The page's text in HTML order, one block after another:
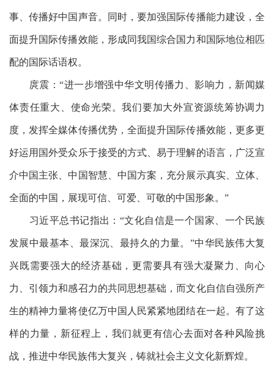
事、传播好中国声音。同时，要加强国际传播能力建设，全
面提升国际传播效能，形成同我国综合国力和国际地位相匹
配的国际话语权。
庹震：“进一步增强中华文明传播力、影响力，新闻媒
体责任重大、使命光荣。我们要加大外宣资源统筹协调力
度，发挥全媒体传播优势，全面提升国际传播效能，更多更
好运用国外受众乐于接受的方式、易于理解的语言，广泛宣
介中国主张、中国智慧、中国方案，充分展示真实、立体、
全面的中国，展现可信、可爱、可敬的中国形象。”
习近平总书记指出： “文化自信是一个国家、一个民族
发展中最基本、最深沉、最持久的力量。”中华民族伟大复
兴既需要强大的经济基础，更需要具有强大凝聚力、向心
力、引领力和感召力的共同思想基础，而文化自信自强所产
生的精神力量将使亿万中国人民紧紧地团结在一起。有了这
样的力量，新征程上，我们就更有信心去面对各种风险挑
战，推进中华民族伟大复兴，铸就社会主义文化新辉煌。